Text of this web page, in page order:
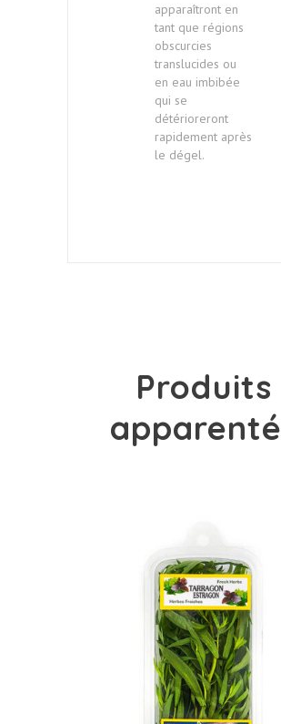
apparaîtront en
tant que régions
obscurcies
translucides ou
en eau imbibée
qui se
détérioreront
rapidement après
le dégel.
Produits